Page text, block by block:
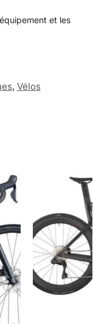
et les
, Vélos